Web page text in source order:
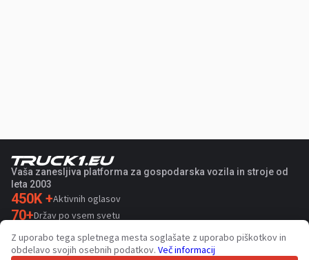
Vaša zanesljiva platforma za gospodarska vozila in stroje od
leta 2003
450K +Aktivnih oglasov
70+Držav po vsem svetu
36 Podprtih jezikov
4.7/5
Z uporabo tega spletnega mesta soglašate z uporabo piškotkov in
obdelavo svojih osebnih podatkov. Več informacij